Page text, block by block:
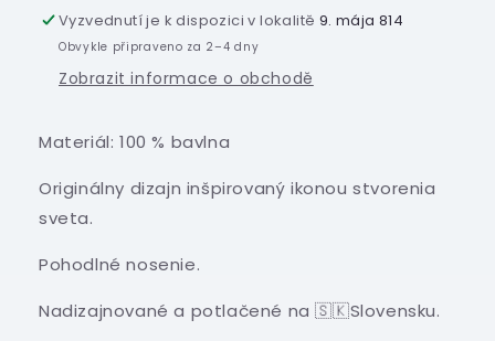
Vyzvednutí je k dispozici v lokalitě 9. mája 814
Obvykle připraveno za 2–4 dny
Zobrazit informace o obchodě
Materiál: 100 % bavlna
Originálny dizajn inšpirovaný ikonou stvorenia
sveta.
Pohodlné nosenie.
Nadizajnované a potlačené na 🇸🇰Slovensku.